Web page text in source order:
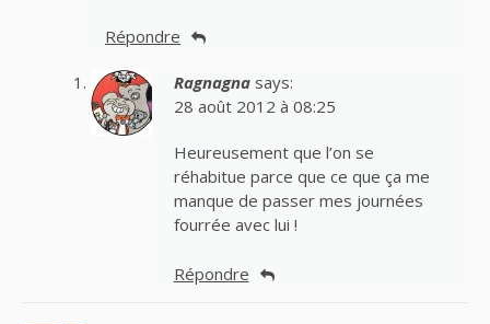
Répondre
Ragnagna says:
28 août 2012 à 08:25
Heureusement que l’on se
réhabitue parce que ce que ça me
manque de passer mes journées
fourrée avec lui !
Répondre